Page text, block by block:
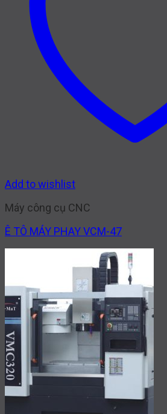
Add to wishlist
Máy công cụ CNC
Ê TÔ MÁY PHAY VCM-47